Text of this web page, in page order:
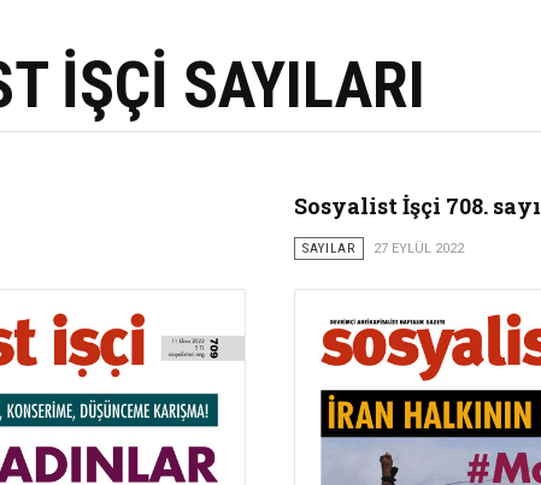
İŞÇİ SAYILARI
Sosyalist İşçi 708. sayı
SAYILAR 27 EYLÜL 2022